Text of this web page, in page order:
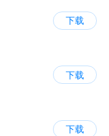
下载
下载
下载